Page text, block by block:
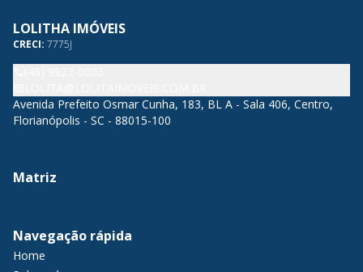
LOLITHA IMÓVEIS
CRECI: 7775J
Avenida Prefeito Osmar Cunha, 183, BL A - Sala 406, Centro,
Florianópolis - SC - 88015-100
Matriz
Navegação rápida
Home